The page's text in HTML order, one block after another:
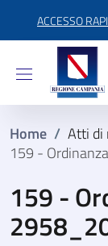
ACCESSO
Home / Atti di
159 -
159 -